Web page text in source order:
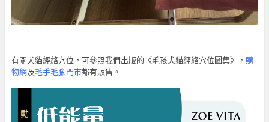
有關犬貓經絡穴位，可參照我們出版的《毛孩犬貓經絡穴位圖集》， 購
物網及毛手毛腳門市都有販售。